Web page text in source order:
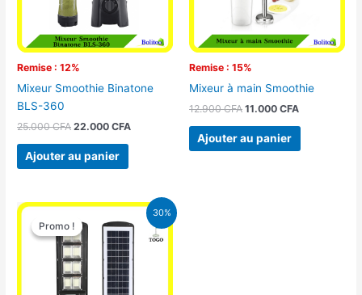
Remise : 12%
Mixeur Smoothie Binatone
BLS-360
25.000CFA 22.000CFA
Ajouter au panier
Remise : 15%
Mixeur à main Smoothie
12.900CFA 11.000 CFA
Ajouter au panier
30%
Promo !
Promo !
Le
prix
initial
était :
50.000 CFA.
Le
prix
actuel
est :
35.000 CFA.